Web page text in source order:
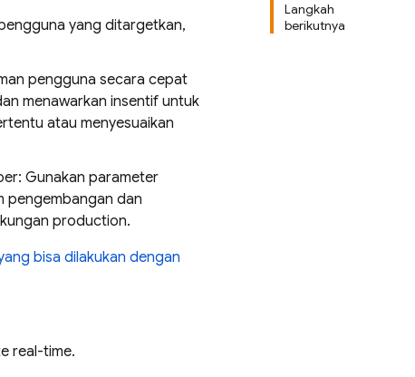
Langkah
berikutnya
yang ditargetkan,
pengguna secara cepat
menawarkan insentif untuk
atau menyesuaikan
Gunakan parameter
pengembangan dan
production.
bisa dilakukan dengan
real-time.